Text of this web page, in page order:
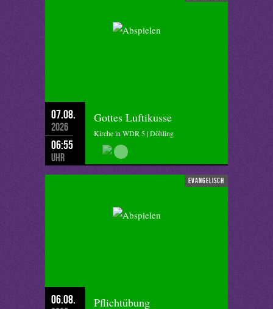
07.08.
2026
06:55
Uhr
Gottes Luftikusse
Kirche in WDR 5 | Döhling
evangelisch
06.08. Pflichtübung